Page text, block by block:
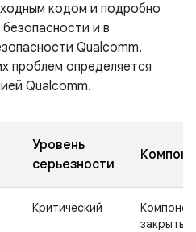
кодом и подробно
и в
Qualcomm.
проблем определяется
Qualcomm.
Уровень
серьезности
Критический
закрытым